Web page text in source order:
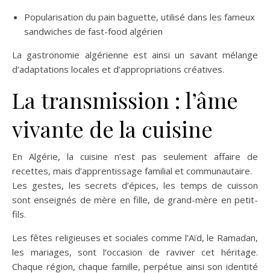
Popularisation du pain baguette, utilisé dans les fameux
sandwiches de fast-food algérien
La gastronomie algérienne est ainsi un savant mélange
d’adaptations locales et d’appropriations créatives.
La transmission : l’âme
vivante de la cuisine
En Algérie, la cuisine n’est pas seulement affaire de
recettes, mais d’apprentissage familial et communautaire.
Les gestes, les secrets d’épices, les temps de cuisson
sont enseignés de mère en fille, de grand-mère en petit-
fils.
Les fêtes religieuses et sociales comme l’Aïd, le Ramadan,
les mariages, sont l’occasion de raviver cet héritage.
Chaque région, chaque famille, perpétue ainsi son identité